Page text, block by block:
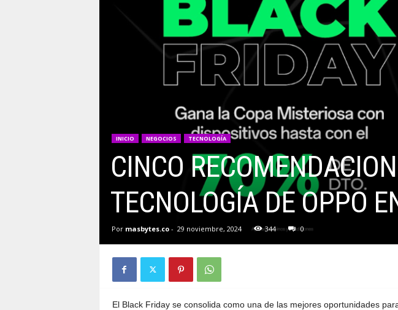
INICIO NEGOCIOS TECNOLOGÍA
CINCO
TECNOLOGÍA DE OPPO
Por masbytes.co- 29 noviembre, 2024 344 0
El Black Friday se consolida como una de las mejores oportunidades